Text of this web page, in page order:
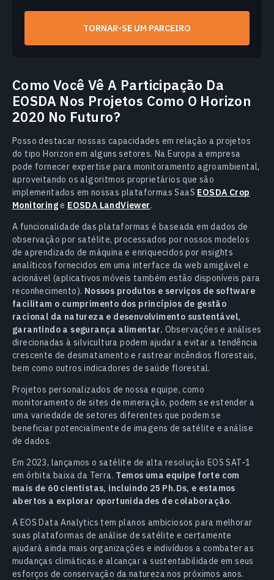
TORNAR-SE UM PARCEIRO
Como Você Vê A Participação Da
EOSDA Nos Projetos Como O Horizon
2020 No Futuro?
Posso destacar nossas capacidades em relação a projetos
do tipo Horizon em alguns setores. Na Europa a empresa
pode fornecer expertise para monitoramento agroambiental,
aproveitando os algoritmos proprietários que são
implementados em nossas plataformas SaaS EOSDA Crop
Monitoringe EOSDA LandViewer.
A funcionalidade das plataformas é baseada em dados de
observação por satélite, processados por nossos modelos
de aprendizado de máquina e enriquecidos por insights
analíticos fornecidos em uma interface da web amigável e
acionável (aplicativos móveis também estão disponíveis para
reconhecimento). Nossos produtos e serviços de software
facilitam o cumprimento dos princípios de gestão
racional da natureza e desenvolvimento sustentável,
garantindo a segurança alimentar. Observações e análises
direcionadas à silvicultura podem ajudar a evitar a tendência
crescente de desmatamento e rastrear incêndios florestais,
bem como outros indicadores de saúde florestal.
Projetos personalizados de nossa equipe, como
monitoramento de sites de mineração, podem se estender a
uma variedade de setores diferentes que podem se
beneficiar potencialmente de imagens de satélite e análise
de dados.
Em 2023, lançamos o satélite de alta resolução EOS SAT-1
em órbita baixa da Terra. Temos uma equipe forte com
mais de 60 cientistas, incluindo 25 Ph.Ds, e estamos
abertos a explorar oportunidades de colaboração.
A EOS Data Analytics tem planos ambiciosos para melhorar
suas plataformas de análise de satélite e certamente
ajudará ainda mais organizações e indivíduos a combater as
mudanças climáticas e alcançar a sustentabilidade em seus
esforços de conservação da natureza nos próximos anos.